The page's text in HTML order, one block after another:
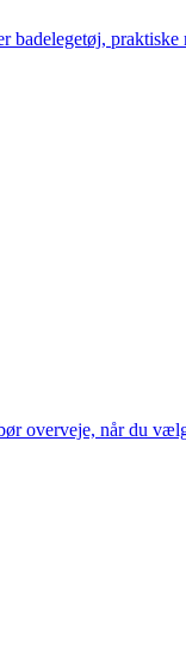
overveje, når du